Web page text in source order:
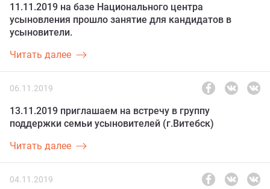
11.11.2019 на базе Национального центра
усыновления прошло занятие для кандидатов в
усыновители.
Читать далее
06.11.2019
13.11.2019 приглашаем на встречу в группу
поддержки семьи усыновителей (г.Витебск)
Читать далее
04.11.2019